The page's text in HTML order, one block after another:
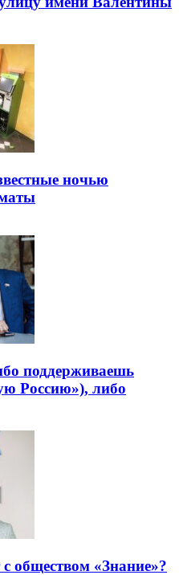
ночью
поддерживаешь
Россию»), либо
обществом «Знание»?